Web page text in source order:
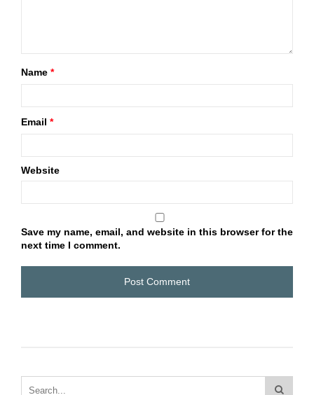
Name *
Email *
Website
Save my name, email, and website in this browser for the
next time I comment.